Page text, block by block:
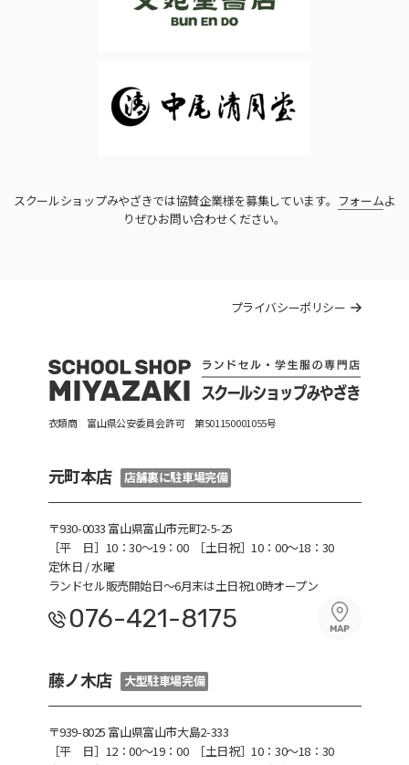
スクールショップみやざきでは協賛企業様を募集しています。 フォームよ
りぜひお問い合わせください。
プライバシーポリシー
衣類商 富山県公安委員会許可 第501150001055号
元町本店 店舗裏に駐車場完備
〒930-0033 富山県富山市元町2-5-25
［平 日］10：30〜19：00
［土日祝］10：00～18：30
定休日 / 水曜
ランドセル販売開始日～6月末は土日祝10時オープン
076-421-8175
藤ノ木店 大型駐車場完備
〒939-8025 富山県富山市大島2-333
［平 日］12：00～19：00
［土日祝］10：30～18：30